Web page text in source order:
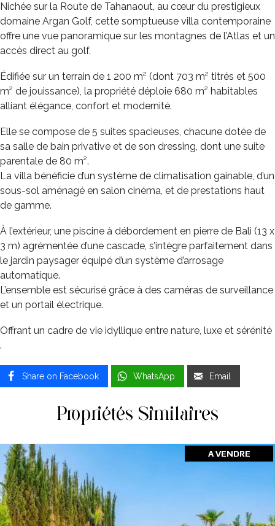
Nichée sur la Route de Tahanaout, au cœur du prestigieux
domaine Argan Golf, cette somptueuse villa contemporaine
offre une vue panoramique sur les montagnes de l’Atlas et un
accès direct au golf.
Édifiée sur un terrain de 1 200 m² (dont 703 m² titrés et 500
m² de jouissance), la propriété déploie 680 m² habitables
alliant élégance, confort et modernité.
Elle se compose de 5 suites spacieuses, chacune dotée de
sa salle de bain privative et de son dressing, dont une suite
parentale de 80 m².
La villa bénéficie d’un système de climatisation gainable, d’un
sous-sol aménagé en salon cinéma, et de prestations haut
de gamme.
À l’extérieur, une piscine à débordement en pierre de Bali (13 x
3 m) agrémentée d’une cascade, s’intègre parfaitement dans
le jardin paysager équipé d’un système d’arrosage
automatique.
L’ensemble est sécurisé grâce à des caméras de surveillance
et un portail électrique.
Offrant un cadre de vie idyllique entre nature, luxe et sérénité
.
Share on Facebook WhatsApp Email
Propriétés Similaires
A VENDRE